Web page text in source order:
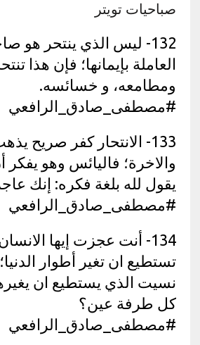
صباحيات تويتر
132- ليس الذي ينتحر هو
العاملة بإيمانها؛ فإن هذا
ومطامعه، و خسائسه.
#مصطفى_صادق_الرافعي
133- الانتحار كفر صريح
والاخرة؛ فاليائس وهو يفكر
يقول لله بلغة فكره: إنك
#مصطفى_صادق_الرافعي
134- أنت عجزت إيها
تستطيع ان تغير أطوار
نسيت الذي يستطيع ان
كل طرفة عين؟
#مصطفى_صادق_الرافعي